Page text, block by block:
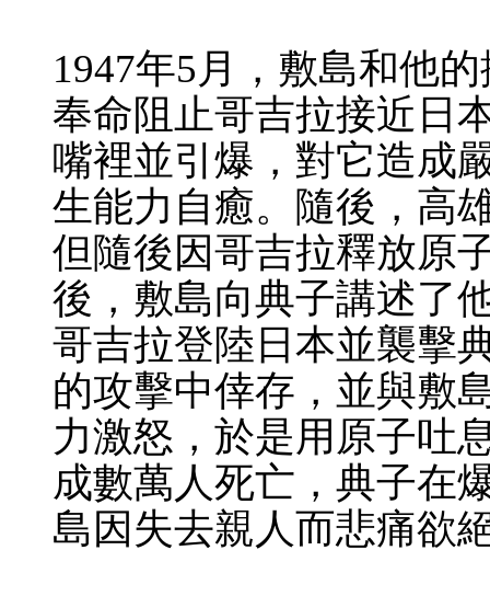
1947年5月，敷島和他
奉命阻止哥吉拉接近日
嘴裡並引爆，對它造成
生能力自癒。隨後，高
但隨後因哥吉拉釋放原
後，敷島向典子講述了
哥吉拉登陸日本並襲擊
的攻擊中倖存，並與敷
力激怒，於是用原子吐
成數萬人死亡，典子在
島因失去親人而悲痛欲